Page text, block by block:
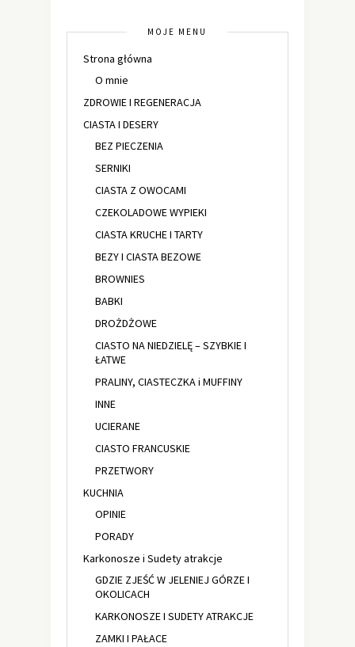
MOJE MENU
Strona główna
O mnie
ZDROWIE I REGENERACJA
CIASTA I DESERY
BEZ PIECZENIA
SERNIKI
CIASTA Z OWOCAMI
CZEKOLADOWE WYPIEKI
CIASTA KRUCHE I TARTY
BEZY I CIASTA BEZOWE
BROWNIES
BABKI
DROŻDŻOWE
CIASTO NA NIEDZIELĘ – SZYBKIE I
ŁATWE
PRALINY, CIASTECZKA i MUFFINY
INNE
UCIERANE
CIASTO FRANCUSKIE
PRZETWORY
KUCHNIA
OPINIE
PORADY
Karkonosze i Sudety atrakcje
GDZIE ZJEŚĆ W JELENIEJ GÓRZE I
OKOLICACH
KARKONOSZE I SUDETY ATRAKCJE
ZAMKI I PAŁACE